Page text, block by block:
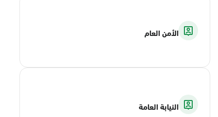
الأمن العام
النيابة العامة